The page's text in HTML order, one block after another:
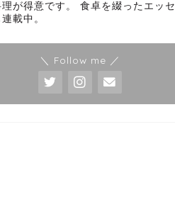
理が得意です。 食卓を綴ったエッセ
載中。
＼ Follow me ／